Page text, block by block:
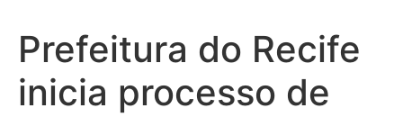
Prefeitura do Recife
inicia processo de